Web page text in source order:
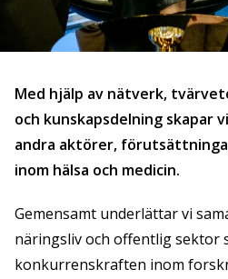
Med hjälp av nätverk,
och kunskapsdelning skapar
andra aktörer,
inom hälsa och medicin.
Gemensamt underlättar vi
näringsliv och offentlig sektor
konkurrenskraften inom